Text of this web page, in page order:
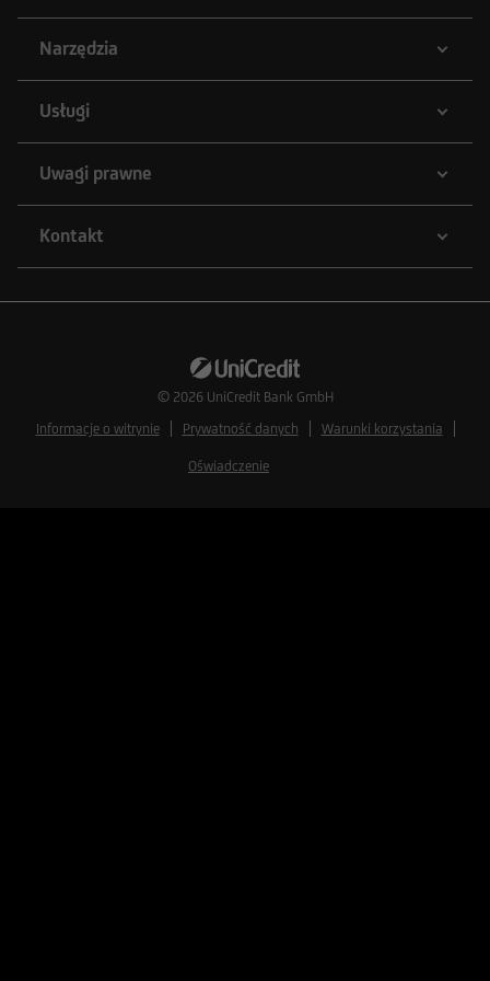
Narzędzia
Usługi
Uwagi prawne
Kontakt
© 2026 UniCredit Bank GmbH
Informacje o witrynie
Prywatność danych Warunki korzystania
Oświadczenie